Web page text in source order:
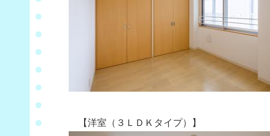
【洋室（３ＬＤＫタイプ）】